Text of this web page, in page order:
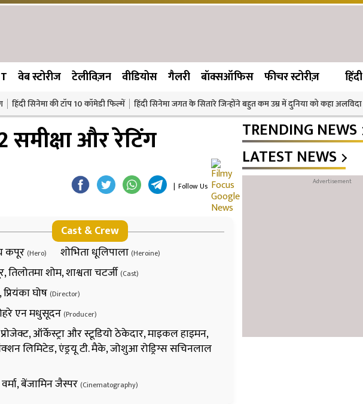
वेब स्टोरीज टेलीविज़न वीडियोस गैलरी बॉक्सऑफिस फीचर स्टोरीज़ हिंदी
हिंदी सिनेमा की टॉप 10 कॉमेडी फिल्में हिंदी सिनेमा जगत के सितारे जिन्होंने बहुत कम उम्र में दुनिया को कहा अलविदा
समीक्षा और रेटिंग
| Follow Us
Cast & Crew
कपूर (Hero) शोभिता धूलिपाला (Heroine)
शोम, शाश्वता चटर्जी (Cast)
घोष (Director)
एन मधुसूदन (Producer)
प्रोजेक्ट, ऑर्केस्ट्रा और स्टूडियो ठेकेदार, माइकल हाइमन,
लिमिटेड, एंड्रयू टी. मैके, जोशुआ रोड्रिग्स सचिनलाल
बेंजामिन जैस्पर (Cinematography)
TRENDING NEWS
LATEST NEWS